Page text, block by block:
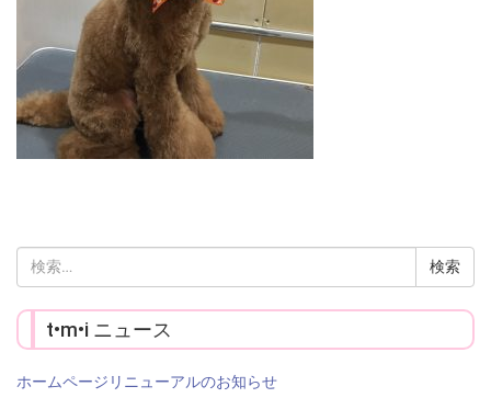
索:
t•m•i ニュース
ホームページリニューアルのお知らせ